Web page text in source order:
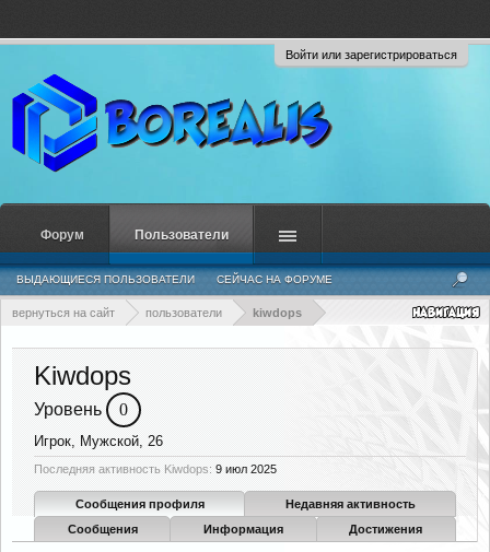
Войти или зарегистрироваться
вернуться на сайт пользователи kiwdops
Kiwdops
Уровень 0
Игрок, Мужской, 26
Последняя активность Kiwdops: 9 июл 2025
Сообщения профиля
Недавняя активность
Сообщения
Информация Достижения
Форум Пользователи
ВЫДАЮЩИЕСЯ ПОЛЬЗОВАТЕЛИ СЕЙЧАС НА ФОРУМЕ
НЕДАВНЯЯ АКТИВНОСТЬ НОВЫЕ СООБЩЕНИЯ ПРОФИЛЯ